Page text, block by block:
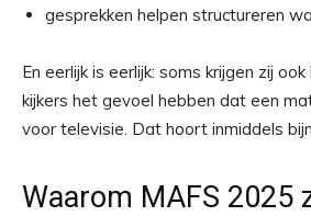
gesprekken helpen structureren
En eerlijk is eerlijk: soms krijgen zij
kijkers het gevoel hebben dat een
voor televisie. Dat hoort inmiddels
Waarom MAFS 2025